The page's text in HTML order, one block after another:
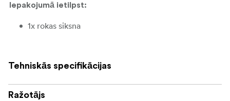
Iepakojumā ietilpst:
1x rokas siksna
Tehniskās specifikācijas
Ražotājs